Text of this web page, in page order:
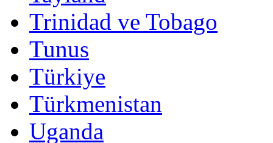
Trinidad ve Tobago
Tunus
Türkiye
Türkmenistan
Uganda